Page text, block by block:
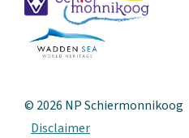
© 2026 NP Schiermonnikoog
Disclaimer